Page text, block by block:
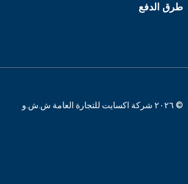
طرق الدفع
© ٢٠٢٦ شركة اكسايت للتجارة العامة ش.ش.و